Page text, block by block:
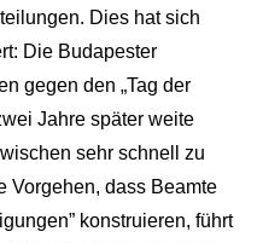
Dies hat sich
Die Budapester
gegen den „Tag der
Jahre später weite
sehr schnell zu
Vorgehen, dass Beamte
konstruieren, führt